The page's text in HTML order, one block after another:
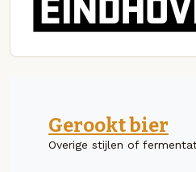
Gerookt bier
Overige stijlen of